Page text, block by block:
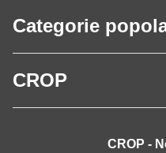
Categorie
CROP
CROP -